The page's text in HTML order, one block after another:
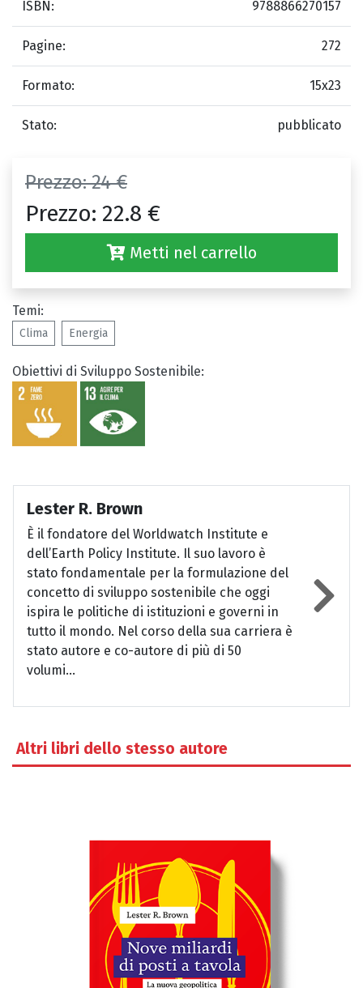
ISBN: 9788866270157
Pagine: 272
Formato: 15x23
Stato: pubblicato
Prezzo:24 €
Prezzo: 22.8 €
Metti nel carrello
Temi:
Clima Energia
Obiettivi di Sviluppo Sostenibile:
Lester R. Brown
È il fondatore del Worldwatch Institute e
dell’Earth Policy Institute. Il suo lavoro è
stato fondamentale per la formulazione del
concetto di sviluppo sostenibile che oggi
ispira le politiche di istituzioni e governi in
tutto il mondo. Nel corso della sua carriera è
stato autore e co-autore di più di 50
volumi...
Altri libri dello stesso autore